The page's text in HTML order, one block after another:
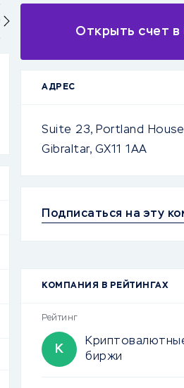
Открыть счет в
АДРЕС
Suite 23, Portland
Gibraltar, GX11 1AA
Подписаться на эту
КОМПАНИЯ В РЕЙТИНГАХ
Рейтинг
К
биржи